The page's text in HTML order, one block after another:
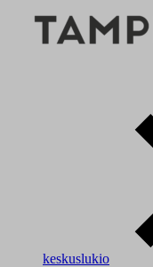
keskuslukio